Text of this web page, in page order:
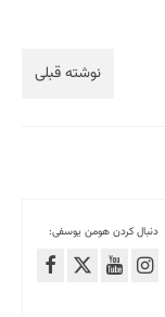
نوشته قبلی
دنبال کردن هومن یوسفی: